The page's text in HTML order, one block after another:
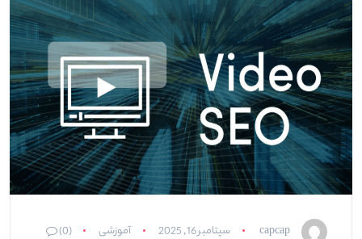
capcap سپتامبر 16, 2025 آموزشی (0)